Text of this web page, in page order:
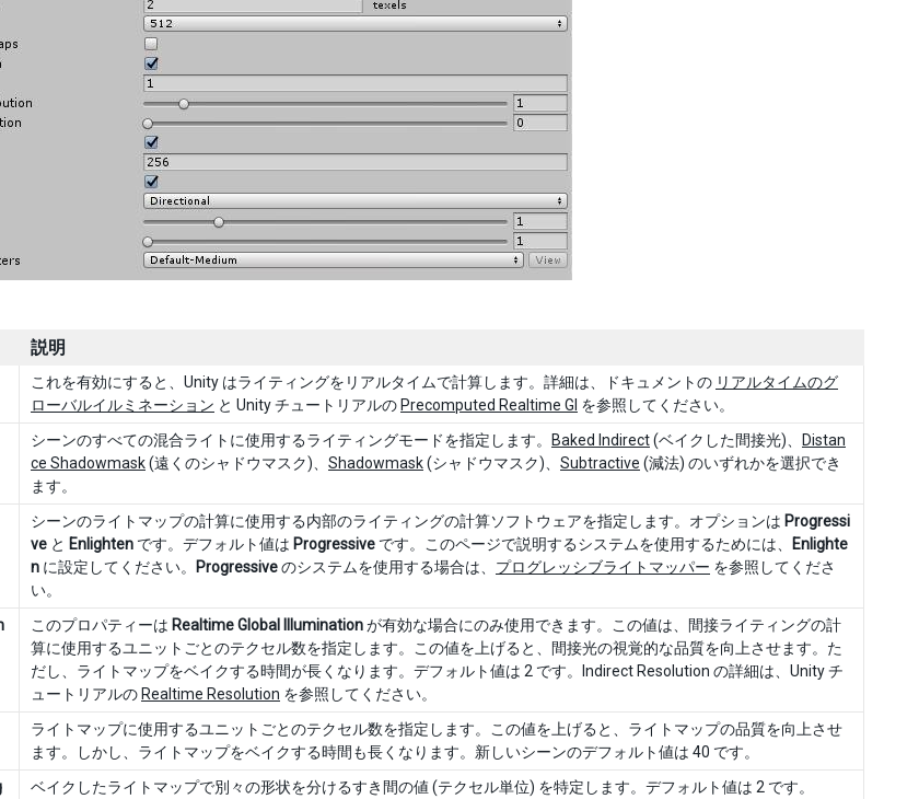
説明
これを有効にすると、Unity はライティングをリアルタイムで計算します。詳細は、ドキュメントの リアルタイムのグ
ローバルイルミネーション と Unity チュートリアルの Precomputed Realtime GI を参照してください。
シーンのすべての混合ライトに使用するライティングモードを指定します。 Baked Indirect(ベイクした間接光)、
Distan
ce Shadowmask(遠くのシャドウマスク)、 Shadowmask(シャドウマスク)、 Subtractive (減法) のいずれかを選択でき
ます。
シーンのライトマップの計算に使用する内部のライティングの計算ソフトウェアを指定します。オプションは Progressi
ve と Enlighten です。デフォルト値は Progressive です。このページで説明するシステムを使用するためには、
Enlighte
n に設定してください。 Progressiveのシステムを使用する場合は、 プログレッシブライトマッパー を参照してくださ
い。
このプロパティーは Realtime Global Illuminationが有効な場合にのみ使用できます。この値は、間接ライティングの計
算に使用するユニットごとのテクセル数を指定します。この値を上げると、間接光の視覚的な品質を向上させます。た
だし、ライトマップをベイクする時間が長くなります。デフォルト値は 2 です。Indirect Resolution の詳細は、Unity チ
ュートリアルの Realtime Resolution を参照してください。
ライトマップに使用するユニットごとのテクセル数を指定します。この値を上げると、ライトマップの品質を向上させ
ます。しかし、ライトマップをベイクする時間も長くなります。新しいシーンのデフォルト値は 40 です。
ベイクしたライトマップで別々の形状を分けるすき間の値 (テクセル単位) を特定します。デフォルト値は 2 です。